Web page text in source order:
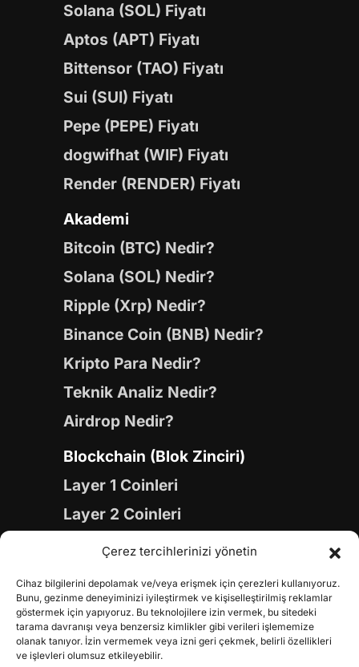
Çerez tercihlerinizi yönetin
Cihaz bilgilerini depolamak ve/veya erişmek için çerezleri kullanıyoruz.
Bunu, gezinme deneyiminizi iyileştirmek ve kişiselleştirilmiş reklamlar
göstermek için yapıyoruz. Bu teknolojilere izin vermek, bu sitedeki
tarama davranışı veya benzersiz kimlikler gibi verileri işlememize
olanak tanıyor. İzin vermemek veya izni geri çekmek, belirli özellikleri
ve işlevleri olumsuz etkileyebilir.
Solana (SOL) Fiyatı
Aptos (APT) Fiyatı
Bittensor (TAO) Fiyatı
Sui (SUI) Fiyatı
Pepe (PEPE) Fiyatı
dogwifhat (WIF) Fiyatı
Render (RENDER) Fiyatı
Akademi
Bitcoin (BTC) Nedir?
Solana (SOL) Nedir?
Ripple (Xrp) Nedir?
Binance Coin (BNB) Nedir?
Kripto Para Nedir?
Teknik Analiz Nedir?
Airdrop Nedir?
Blockchain (Blok Zinciri)
Layer 1 Coinleri
Layer 2 Coinleri
Yapay Zeka (AI) Coinleri
Gaming Coinleri
RWA Coinleri
DeFi Coinleri